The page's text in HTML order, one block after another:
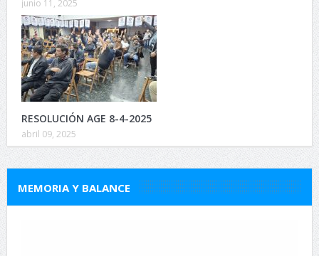
junio 11, 2025
RESOLUCIÓN AGE 8-4-2025
abril 09, 2025
MEMORIA Y BALANCE